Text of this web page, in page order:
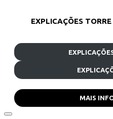
EXPLICAÇÕES
MAIS